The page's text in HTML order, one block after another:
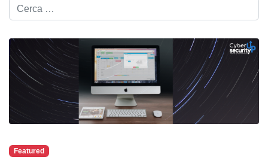
Cerca nel blog...
Featured